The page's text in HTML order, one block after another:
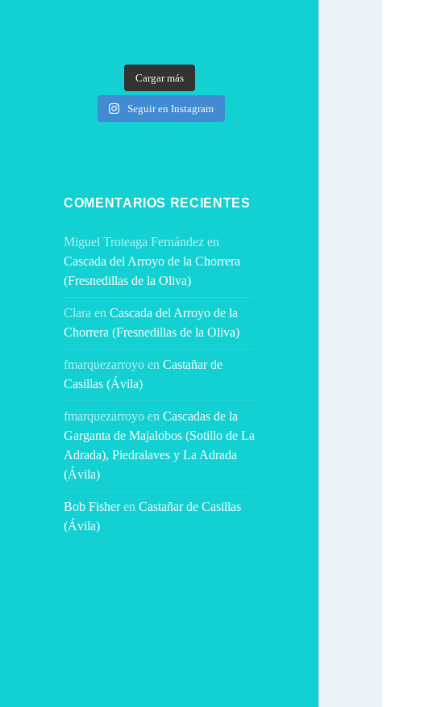
Cargar más
Seguir en Instagram
COMENTARIOS RECIENTES
Miguel Troteaga Fernández en
Cascada del Arroyo de la Chorrera
(Fresnedillas de la Oliva)
Clara enCascada del Arroyo de la
Chorrera (Fresnedillas de la Oliva)
fmarquezarroyo enCastañar de
Casillas (Ávila)
fmarquezarroyo enCascadas de la
Garganta de Majalobos (Sotillo de La
Adrada), Piedralaves y La Adrada
(Ávila)
Bob FisherenCastañar de Casillas
(Ávila)